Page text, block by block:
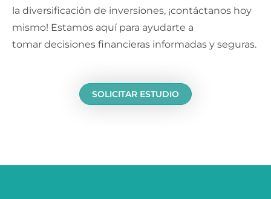
la diversificación de inversiones, ¡contáctanos hoy
mismo! Estamos aquí para ayudarte a
tomar decisiones financieras informadas y seguras.
SOLICITAR ESTUDIO